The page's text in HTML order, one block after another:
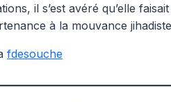
il s’est avéré qu’elle
à la mouvance
fdesouche